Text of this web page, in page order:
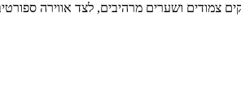
צמודים ושערים מרהיבים, לצד אווירה